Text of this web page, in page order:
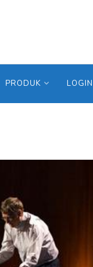
PRODUK